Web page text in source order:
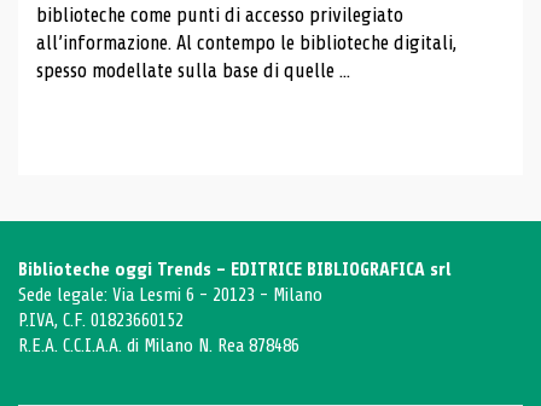
biblioteche come punti di accesso privilegiato
all’informazione. Al contempo le biblioteche digitali,
spesso modellate sulla base di quelle ...
Biblioteche oggi Trends - EDITRICE BIBLIOGRAFICA srl
Sede legale: Via Lesmi 6 - 20123 - Milano
P.IVA, C.F. 01823660152
R.E.A. C.C.I.A.A. di Milano N. Rea 878486